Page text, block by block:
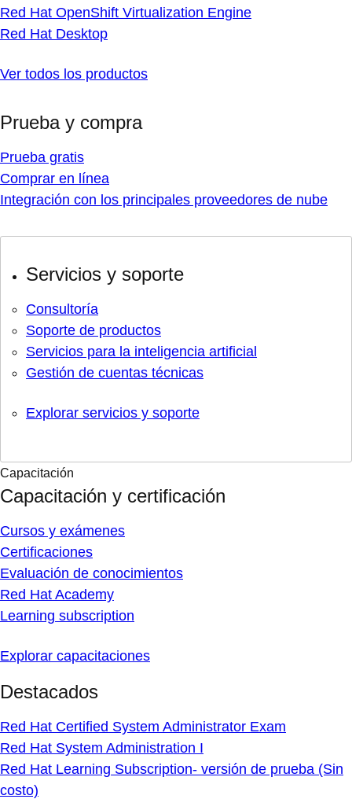
Red Hat OpenShift Virtualization Engine
Red Hat Desktop
Ver todos los productos
Prueba y compra
Prueba gratis
Comprar en línea
Integración con los principales proveedores de nube
Servicios y soporte
Consultoría
Soporte de productos
Servicios para la inteligencia artificial
Gestión de cuentas técnicas
Explorar servicios y soporte
Capacitación
Capacitación y certificación
Cursos y exámenes
Certificaciones
Evaluación de conocimientos
Red Hat Academy
Learning subscription
Explorar capacitaciones
Destacados
Red Hat Certified System Administrator Exam
Red Hat System Administration I
Red Hat Learning Subscription- versión de prueba (Sin
costo)